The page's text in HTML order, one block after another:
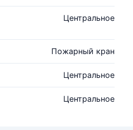
Центральное
Пожарный кран
Центральное
Центральное